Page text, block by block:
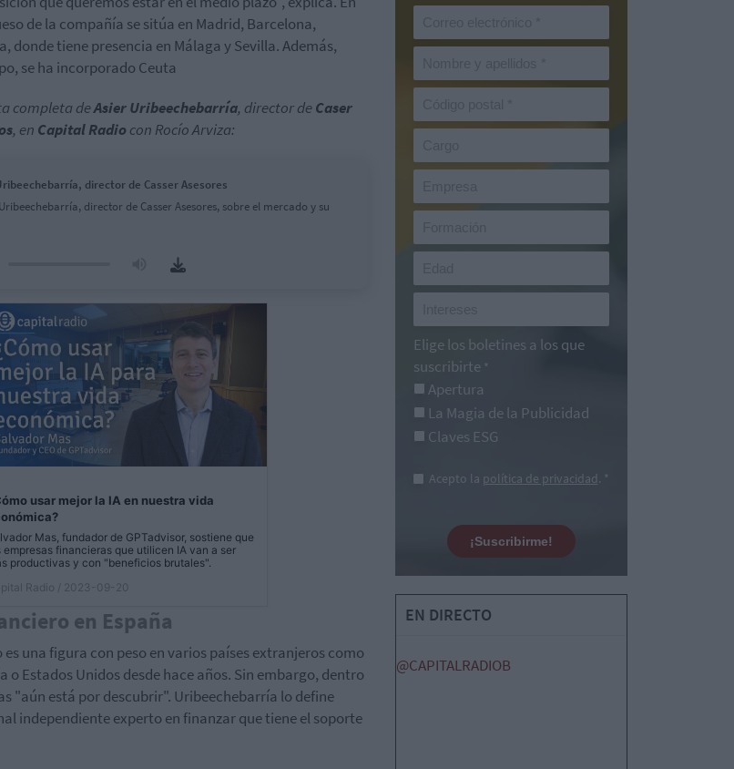
de la compañía se sitúa en Madrid, Barcelona,
donde tiene presencia en Málaga y Sevilla. Además,
se ha incorporado Ceuta
completa deAsier Uribeechebarría, director deCaser
, en Capital Radio con Rocío Arviza:
director de Casser Asesores
director de Casser Asesores, sobre el mercado y su
usar mejor la IA en nuestra vida
Mas, fundador de GPTadvisor, sostiene que
empresas financieras que utilicen IA van a ser
productivas y con "beneficios brutales".
Radio
/ 2023-09-20
en España
una figura con peso en varios países extranjeros como
o Estados Unidos desde hace años. Sin embargo, dentro
"aún está por descubrir". Uribeechebarría lo define
independiente experto en finanzar que tiene el soporte
Elige los boletines a los que
suscribirte *
Apertura
La Magia de la Publicidad
Claves ESG
Acepto la política de privacidad. *
¡Suscribirme!
EN DIRECTO
@CAPITALRADIOB